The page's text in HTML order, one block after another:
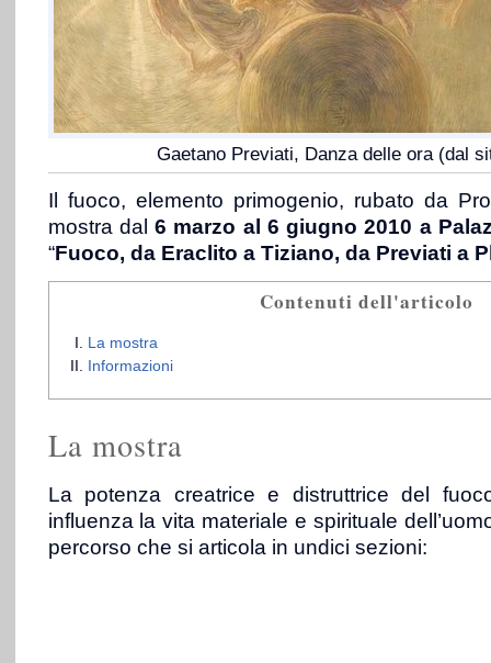
Gaetano Previati, Danza delle ora (dal
Il fuoco, elemento primogenio, rubato da
mostra dal 6 marzo al 6 giugno 2010 a
“Fuoco, da Eraclito a Tiziano, da Previati a
Contenuti dell'articolo
La mostra
Informazioni
La mostra
La potenza creatrice e distruttrice del
influenza la vita materiale e spirituale
percorso che si articola in undici sezioni: